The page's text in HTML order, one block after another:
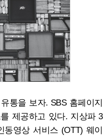
통을 보자. SBS 홈페이지
제공하고 있다. 지상파 3
영상 서비스 (OTT) 웨이